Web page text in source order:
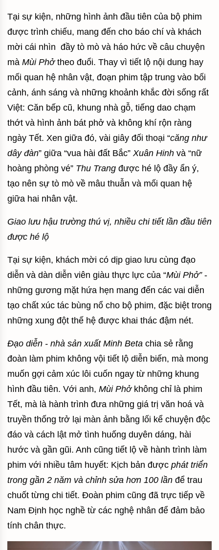
Tại sự kiện, những hình ảnh đầu tiên của bộ phim
được trình chiếu, mang đến cho báo chí và khách
mời cái nhìn đầy tò mò và háo hức về câu chuyện
mà Mùi Phởtheo đuổi. Thay vì tiết lộ nội dung hay
mối quan hệ nhân vật, đoạn phim tập trung vào bối
cảnh, ánh sáng và những khoảnh khắc đời sống rất
Việt: Căn bếp cũ, khung nhà gỗ, tiếng dao chạm
thớt và hình ảnh bát phở và không khí rộn ràng
ngày Tết. Xen giữa đó, vài giây đối thoại “căng như
dây đàn” giữa “vua hài đất Bắc” Xuân Hinh và “nữ
hoàng phòng vé” Thu Trang được hé lộ đầy ẩn ý,
tạo nên sự tò mò về mâu thuẫn và mối quan hệ
giữa hai nhân vật.
Giao lưu hậu trường thú vị, nhiều chi tiết lần đầu tiên
được hé lộ
Tại sự kiện, khách mời có dịp giao lưu cùng đạo
diễn và dàn diễn viên giàu thực lực của “Mùi Phở”-
những gương mặt hứa hẹn mang đến các vai diễn
tạo chất xúc tác bùng nổ cho bộ phim, đặc biệt trong
những xung đột thế hệ được khai thác đậm nét.
Đạo diễn - nhà sản xuất Minh Beta chia sẻ rằng
đoàn làm phim không vội tiết lộ diễn biến, mà mong
muốn gợi cảm xúc lôi cuốn ngay từ những khung
hình đầu tiên. Với anh, Mùi Phởkhông chỉ là phim
Tết, mà là hành trình đưa những giá trị văn hoá và
truyền thống trở lại màn ảnh bằng lối kể chuyện độc
đáo và cách lật mở tình huống duyên dáng, hài
hước và gần gũi. Anh cũng tiết lộ về hành trình làm
phim với nhiều tâm huyết: Kịch bản được phát triển
trong gần 2 năm và chỉnh sửa hơn 100 lần để trau
chuốt từng chi tiết. Đoàn phim cũng đã trực tiếp về
Nam Định học nghề từ các nghệ nhân để đảm bảo
tính chân thực.